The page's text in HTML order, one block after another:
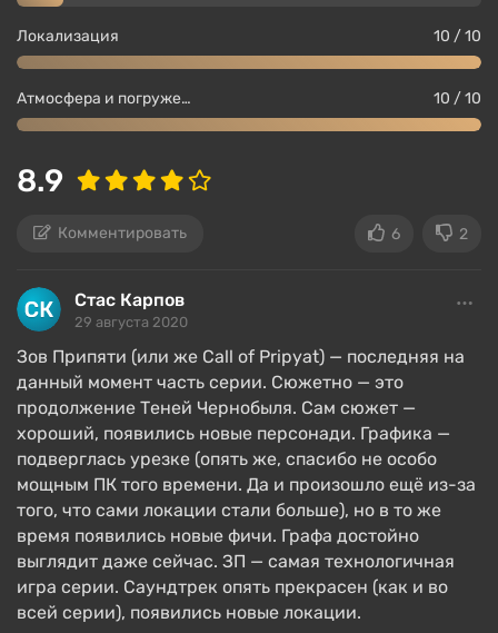
Локализация 10 / 10
Атмосфера и погружение в игру 10 / 10
8.9
Комментировать 6 2
Стас Карпов
29 августа 2020
Зов Припяти (или же Call of Pripyat) — последняя на
данный момент часть серии. Сюжетно — это
продолжение Теней Чернобыля. Сам сюжет —
хороший, появились новые персонади. Графика —
подверглась урезке (опять же, спасибо не особо
мощным ПК того времени. Да и произошло ещё из-за
того, что сами локации стали больше), но в то же
время появились новые фичи. Графа достойно
выглядит даже сейчас. ЗП — самая технологичная
игра серии. Саундтрек опять прекрасен (как и во
всей серии), появились новые локации.